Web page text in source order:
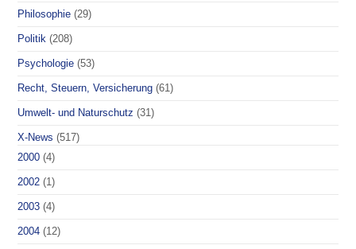
Philosophie (29)
Politik (208)
Psychologie (53)
Recht, Steuern, Versicherung (61)
Umwelt- und Naturschutz (31)
X-News (517)
2000 (4)
2002 (1)
2003 (4)
2004 (12)